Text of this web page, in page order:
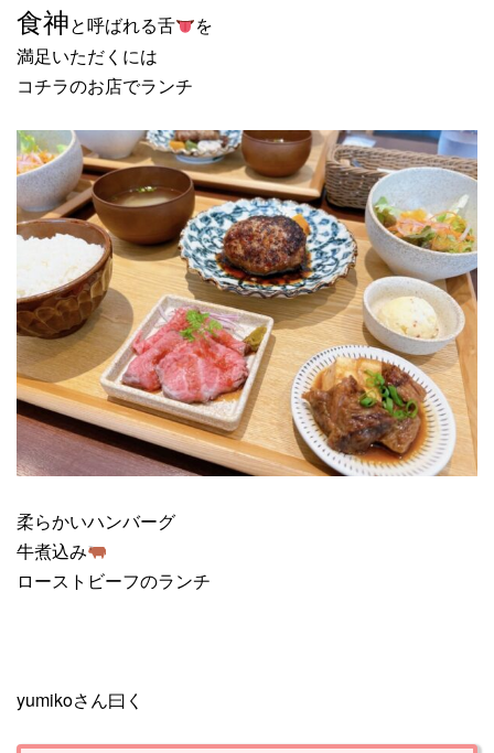
食神と呼ばれる舌
を
満足いただくには
コチラのお店でランチ
柔らかいハンバーグ
牛煮込み
ローストビーフのランチ
yumikoさん曰く